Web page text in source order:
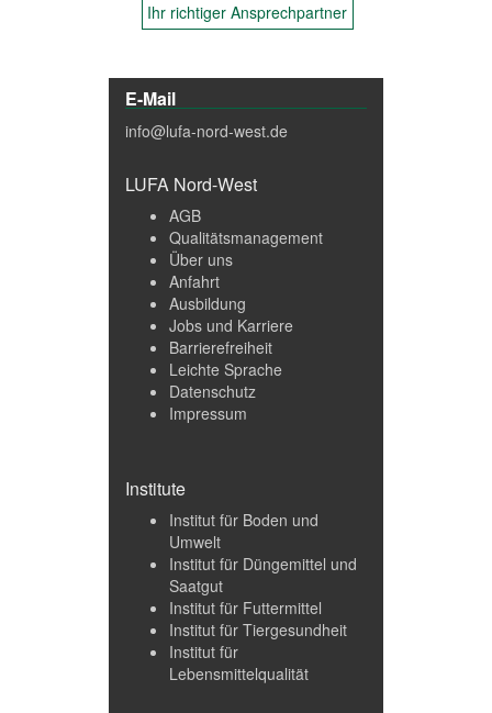
Ihr richtiger Ansprechpartner
E-Mail
info@lufa-nord-west.de
LUFA Nord-West
AGB
Qualitätsmanagement
Über uns
Anfahrt
Ausbildung
Jobs und Karriere
Barrierefreiheit
Leichte Sprache
Datenschutz
Impressum
Institute
Institut für Boden und
Umwelt
Institut für Düngemittel und
Saatgut
Institut für Futtermittel
Institut für Tiergesundheit
Institut für
Lebensmittelqualität